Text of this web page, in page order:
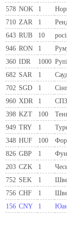
578 NOK 1
710 ZAR 1
643 RUB 10
946 RON 1
360 IDR 1000
682 SAR 1
702 SGD 1
960 XDR 1 СПЗ
398 KZT 100
949 TRY 1
348 HUF 100
826 GBP 1
203 CZK 1
752 SEK 1
756 CHF 1
156 CNY 1